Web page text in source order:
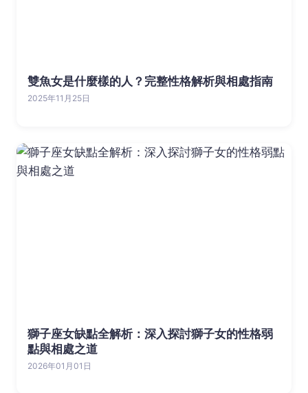
雙魚女是什麼樣的人？完整性格解析與相處指南
2025年11月25日
獅子座女缺點全解析：深入探討獅子女的性格弱
點與相處之道
2026年01月01日